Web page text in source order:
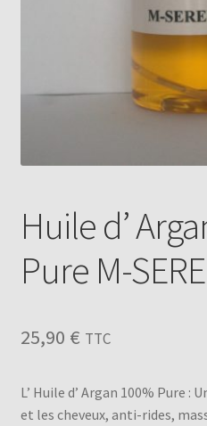
Huile d’
Pure M-
25,90 € TTC
L’ Huile d’ Argan 100% Pure
et les cheveux, anti-rides,